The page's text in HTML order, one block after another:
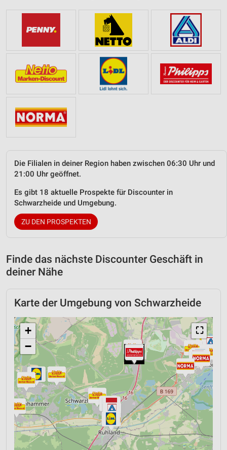
Die Filialen in deiner Region haben zwischen 06:30 Uhr und
21:00 Uhr geöffnet.
Es gibt 18 aktuelle Prospekte für Discounter in
Schwarzheide und Umgebung.
ZU DEN PROSPEKTEN
Finde das nächste Discounter Geschäft in
deiner Nähe
Karte der Umgebung von Schwarzheide
⛶
+
−